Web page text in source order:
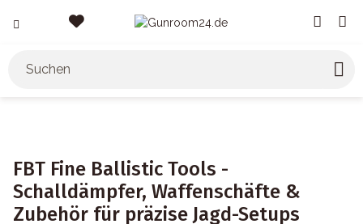
FBT Fine Ballistic Tools -
Schalldämpfer, Waffenschäfte &
Zubehör für präzise Jagd-Setups